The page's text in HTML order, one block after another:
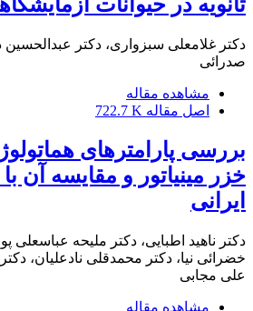
ثانویه در حیوانات
دکتر غلامعلی سبزواری، دکتر عبدالحسین
صدرائی
مشاهده مقاله
اصل مقاله 722.7 K
بررسی پارامترهای
خزر مینیاتور و مقایسه
ایرانی
دکتر ناهید اطبایی، دکتر ملیحه عباسعلی
خضرائی نیا، دکتر محمدقلی نادعلیان، دکتر
علی مجابی
مشاهده مقاله